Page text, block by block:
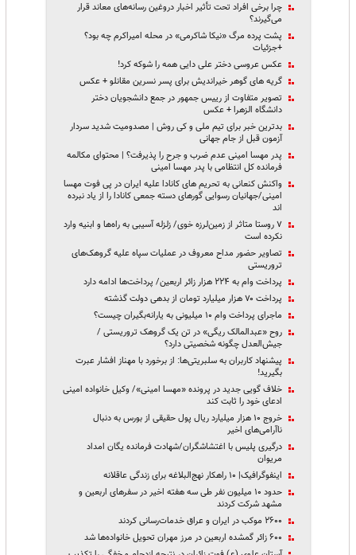
چرا برخی افراد تحت تأثیر اخبار دروغین رسانه‌های معاند قرار
می‌گیرند؟
پشت پرده مرگ «نیکا شاکرمی» در محله امیراکرم چه بود؟
+جزئیات
عکس عروسی دختر علی دایی همه را شوکه کرد!
گریه های گوهر خیراندیش برای پسر نسرین مقانلو + عکس
تصویر متفاوت از رییس جمهور در جمع دانشجویان دختر
دانشگاه الزهرا + عکس
بدترین خبر برای تیم ملی و کی روش | مصدومیت شدید سردار
آزمون قبل از جام جهانی
پدر مهسا امینی عدم ضرب و جرح را پذیرفت؟ | محتوای مکالمه
فرمانده کل انتظامی با پدر مهسا امینی
واکنش کنعانی به تحریم های کانادا علیه ایران در پی فوت مهسا
امینی/جهانیان رسوایی گورهای دسته‌ جمعی کانادا را از یاد نبرده‌
اند
۷ روستا متاثر از زمین‌لرزه خوی/ زلزله آسیبی به راه‌ها و ابنیه وارد
نکرده است
تصاویر حضور مداح معروف در عملیات سپاه علیه گروهک‌های
تروریستی
پرداخت وام به ۲۲۴ هزار زائر اربعین/ پرداخت‌ها ادامه دارد
پرداخت ۷۰ هزار میلیارد تومان از بدهی دولت گذشته
ماجرای پرداخت وام ۱۰ میلیونی به یارانه‌بگیران چیست؟
روح «عبدالمالک ریگی» در تن یک گروهک تروریستی /
جیش‌العدل چگونه شخصیتی دارد؟
پیشنهاد کاربران به سلبریتی‌ها: از برخورد با مهناز افشار عبرت
بگیرید!
خلاف گویی جدید در پرونده «مهسا امینی»/ وکیل خانواده امینی
ادعای خود را ثابت کند
خروج ۱۰ هزار میلیارد ریال پول حقیقی‌‌ از بورس به دنبال
ناآرامی‌های اخیر‌
درگیری پلیس با اغتشاشگران/شهادت فرمانده یگان امداد
مریوان
اینفوگرافیک| ۱۰ راهکار نهج‌البلاغه برای زندگی عاقلانه
حدود ۱۰ میلیون نفر طی سه هفته اخیر در سفرهای اربعین و
مشهد شرکت کردند
۲۶۰۰ موکب در ایران و عراق خدمات‌رسانی کردند
۶۰۰ زائر گمشده اربعین در مرز مهران تحویل خانواده‌ها شد